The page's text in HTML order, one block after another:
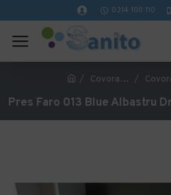
0314 100 110
Covorase Profesionale Covorase de interior
Pres Faro 013 Blue Albastru